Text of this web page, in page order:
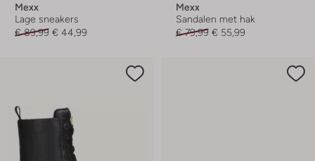
Mexx
Lage sneakers
€ 89,99 € 44,99
Mexx
Sandalen met hak
€ 79,99 € 55,99